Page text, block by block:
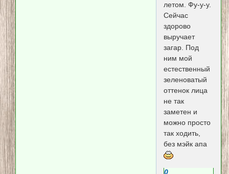
летом. Фу-у-у.
Сейчас
здорово
выручает
загар. Под
ним мой
естественный
зеленоватый
оттенок лица
не так
заметен и
можно просто
так ходить,
без мэйк апа
0